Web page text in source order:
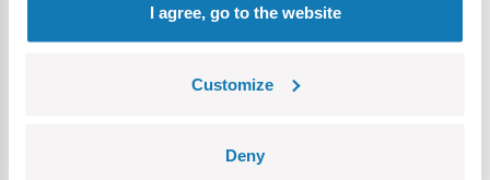
I agree, go to the website
Customize
Deny
Okulary wraz z rozszerzonymi zestawami tematycznymi to
wielogodzinna odyseja naukowa, która w niezwykle ciekawy
i zajmujący sposób poszerzy horyzonty naszych dzieci i